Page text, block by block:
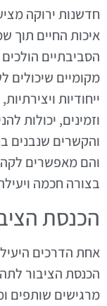
חדשנות ירוקה
איכות החיים תוך
הסביבתיים
מקומיים
ייחודיות
וזמינים, יכולות
והקשרים שנבנים
והם מאפשרים
בצורה חכמה
הכנסת
אחת הדרכים
הכנסת הציבור
מרגישים שותפים